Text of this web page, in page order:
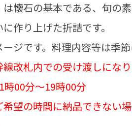
は懐石の基本である、旬の
作り上げた折詰です。
ジです。料理内容等は季節
改札内での受け渡しになり
00分～19時00分
望の時間に納品できない